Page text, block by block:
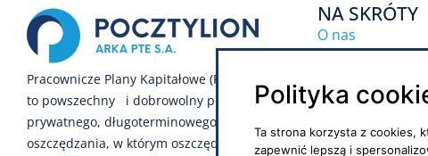
Pracownicze Plany Kapitałowe (PPK)
to powszechny i dobrowolny program
prywatnego, długoterminowego
oszczędzania, w którym oszczędności
NA SKRÓTY
O nas
Notowania
Regulamin
Polityka
Ta strona korzysta z cookies,
zapewnić lepszą i